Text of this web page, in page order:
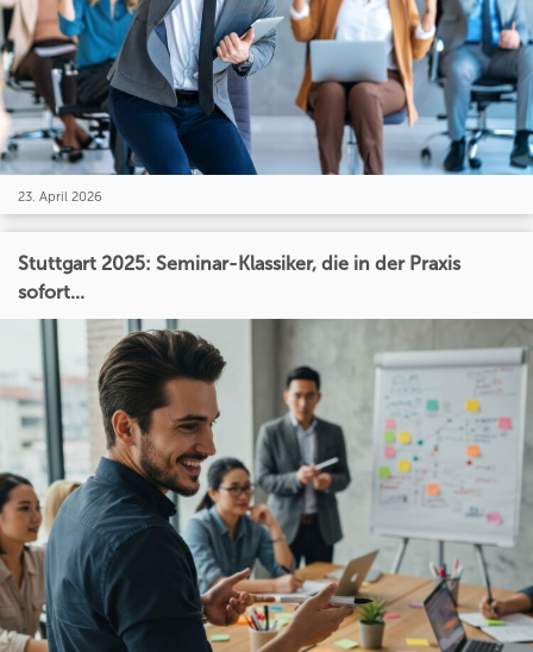
23. April 2026
Stuttgart 2025: Seminar-Klassiker, die in der Praxis
sofort...